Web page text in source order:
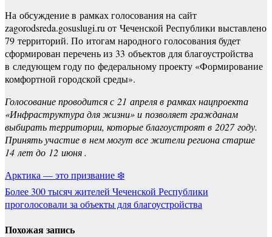
На обсуждение в рамках голосования на сайт
zagorodsreda.gosuslugi.ru от Чеченской Республики выставлено
79 территорий. По итогам народного голосования будет
сформирован перечень из 33 объектов для благоустройства
в следующем году по федеральному проекту «Формирование
комфортной городской среды».
Голосование проводится с 21 апреля в рамках нацпроекта
«Инфраструктура для жизни» и позволяет гражданам
выбирать территории, которые благоустроят в 2027 году.
Принять участие в нем могут все жители региона старше
14 лет до 12 июня .
Навигация
по
записям
Арктика — это призвание ❄️
Более 300 тысяч жителей Чеченской Республики
проголосовали за объекты для благоустройства
Похожая запись